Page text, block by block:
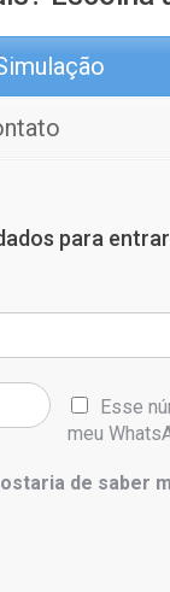
para
Esse
meu
de saber